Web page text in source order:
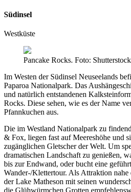
Südinsel
Westküste
Pancake Rocks. Foto:
Im Westen der Südinsel Neuseelands
Paparoa Nationalpark. Das
und natürlich entstandenen
Rocks. Diese sehen, wie es der Name
Pfannkuchen aus.
Die im Westland Nationalpark zu
& Fox, liegen fast auf Meereshöhe und
zugänglichen Gletscher der Welt. Um
dramatischen Landschaft zu genießen,
bis zur Endwand, oder bucht eine
Wander-/Klettertour. Als Attraktion nahe
der Lake Matheson mit seinen
die Glühwürmchen Grotten